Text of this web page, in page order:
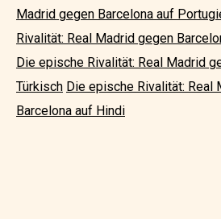
Madrid gegen Barcelona auf
Rivalität: Real Madrid gegen
Die epische Rivalität: Real Madrid
Türkisch Die epische Rivalität: Real
Barcelona auf Hindi